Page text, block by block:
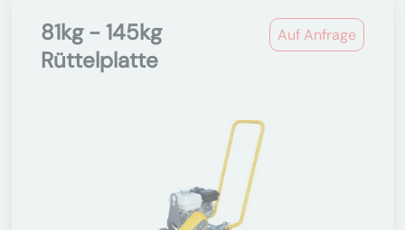
Auf Anfrage
81kg - 145kg
Rüttelplatte